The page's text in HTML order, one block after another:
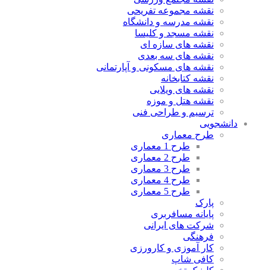
نقشه مجموعه تفریحی
نقشه مدرسه و دانشگاه
نقشه مسجد و کلیسا
نقشه های سازه ای
نقشه های سه بعدی
نقشه های مسکونی و آپارتمانی
نقشه کتابخانه
نقشه های ویلایی
نقشه هتل و موزه
ترسیم و طراحی فنی
دانشجویی
طرح معماری
طرح 1 معماری
طرح 2 معماری
طرح 3 معماری
طرح 4 معماری
طرح 5 معماری
پارک
پایانه مسافربری
شرکت های ایرانی
فرهنگی
کار آموزی و کارورزی
کافی شاپ